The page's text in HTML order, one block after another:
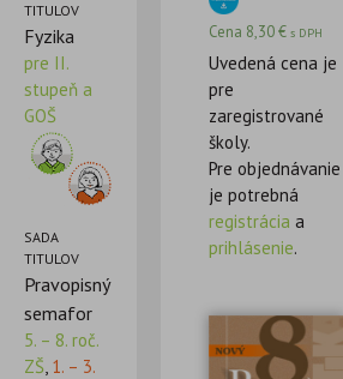
TITULOV
Fyzika
pre II.
stupeň a
GOŠ
SADA
TITULOV
Pravopisný
semafor
5. – 8. roč.
ZŠ,1. – 3.
Cena 8,30€ s DPH
Uvedená cena je
pre
zaregistrované
školy.
Pre objednávanie
je potrebná
registrácia a
prihlásenie.